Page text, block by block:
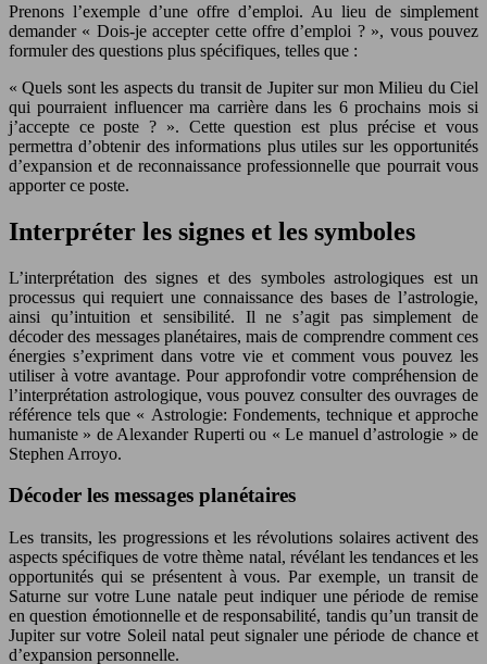
Prenons l’exemple d’une offre d’emploi. Au lieu de simplement
demander « Dois-je accepter cette offre d’emploi ? », vous pouvez
formuler des questions plus spécifiques, telles que :
« Quels sont les aspects du transit de Jupiter sur mon Milieu du Ciel
qui pourraient influencer ma carrière dans les 6 prochains mois si
j’accepte ce poste ? ». Cette question est plus précise et vous
permettra d’obtenir des informations plus utiles sur les opportunités
d’expansion et de reconnaissance professionnelle que pourrait vous
apporter ce poste.
Interpréter les signes et les symboles
L’interprétation des signes et des symboles astrologiques est un
processus qui requiert une connaissance des bases de l’astrologie,
ainsi qu’intuition et sensibilité. Il ne s’agit pas simplement de
décoder des messages planétaires, mais de comprendre comment ces
énergies s’expriment dans votre vie et comment vous pouvez les
utiliser à votre avantage. Pour approfondir votre compréhension de
l’interprétation astrologique, vous pouvez consulter des ouvrages de
référence tels que « Astrologie: Fondements, technique et approche
humaniste » de Alexander Ruperti ou « Le manuel d’astrologie » de
Stephen Arroyo.
Décoder les messages planétaires
Les transits, les progressions et les révolutions solaires activent des
aspects spécifiques de votre thème natal, révélant les tendances et les
opportunités qui se présentent à vous. Par exemple, un transit de
Saturne sur votre Lune natale peut indiquer une période de remise
en question émotionnelle et de responsabilité, tandis qu’un transit de
Jupiter sur votre Soleil natal peut signaler une période de chance et
d’expansion personnelle.